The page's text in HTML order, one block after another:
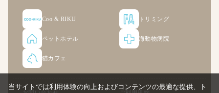
Coo & RIKU トリミング
ペットホテル 海動物病院
猫カフェ
当サイトでは利用体験の向上およびコンテンツの最適な提供、ト